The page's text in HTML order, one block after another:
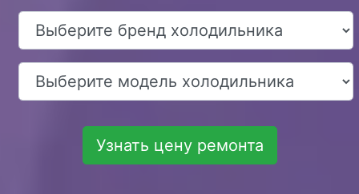
Узнать цену ремонта